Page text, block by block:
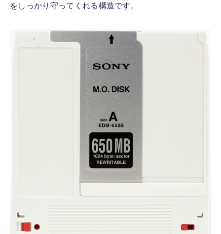
をしっかり守ってくれる構造です。